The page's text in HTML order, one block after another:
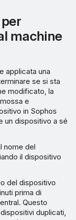
machine
applicata una
se si sta
modificato, la
e
in Sophos
un dispositivo a sé
nome del
il dispositivo
del dispositivo
prima di
Questo
duplicati,